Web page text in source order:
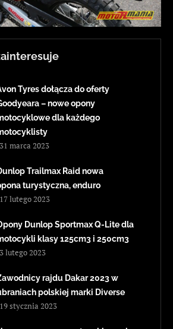
Tyres dołącza do oferty
– nowe opony
dla każdego
31 marca 2023
Trailmax Raid nowa
turystyczna, enduro
17 lutego 2023
Dunlop Sportmax Q-Lite dla
klasy 125cm3 i 250cm3
3 lutego 2023
rajdu Dakar 2023 w
polskiej marki Diverse
19 stycznia 2023